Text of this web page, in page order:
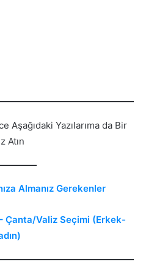
Aşağıdaki Yazılarıma da Bir
Atın
Almanız Gerekenler
Çanta/Valiz Seçimi (Erkek-